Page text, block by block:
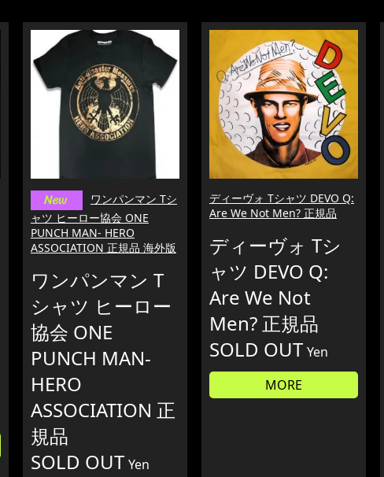
ワンパンマン Tシ
ャツ ヒーロー協会 ONE
PUNCH MAN- HERO
ASSOCIATION 正規品 海外版
ワンパンマン T
シャツ ヒーロー
協会 ONE
PUNCH MAN-
HERO
ASSOCIATION 正
規品
SOLD OUT Yen
ディーヴォ Tシャツ DEVO Q:
Are We Not Men? 正規品
ディーヴォ Tシ
ャツ DEVO Q:
Are We Not
Men? 正規品
SOLD OUT Yen
MORE